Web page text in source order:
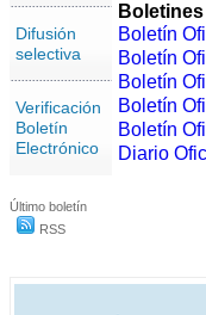
Difusión
selectiva
Verificación
Boletín
Electrónico
Último boletín
RSS
Boletín
Boletín
Boletín
Boletín
Boletín
Diario